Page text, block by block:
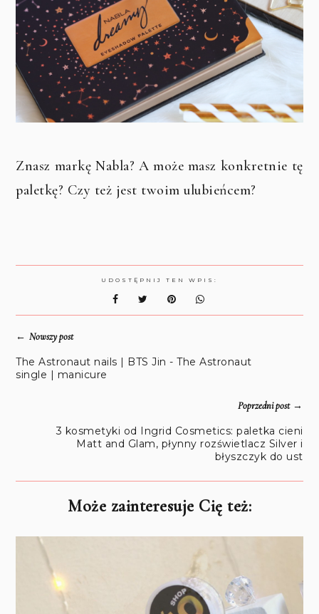
Znasz markę Nabla? A może masz konkretnie tę
paletkę? Czy też jest twoim ulubieńcem?
UDOSTĘPNIJ TEN WPIS:
←Nowszy post
The Astronaut nails | BTS Jin - The Astronaut
single | manicure
Poprzedni post→
3 kosmetyki od Ingrid Cosmetics: paletka cieni
Matt and Glam, płynny rozświetlacz Silver i
błyszczyk do ust
Może zainteresuje Cię też: